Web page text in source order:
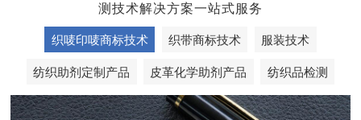
测技术解决方案一站式服务
织唛印唛商标技术 织带商标技术 服装技术
纺织助剂定制产品 皮革化学助剂产品 纺织品检测